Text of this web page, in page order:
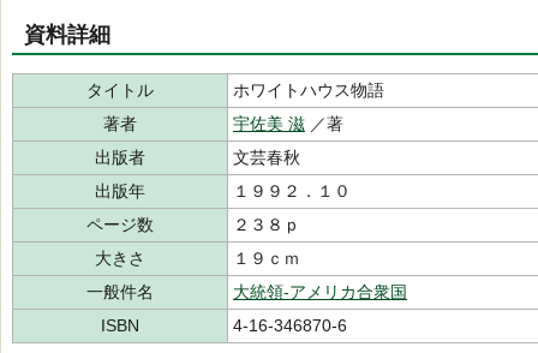
資料詳細
タイトル
ホワイトハウス物語
著者
宇佐美 滋 ／著
出版者
文芸春秋
出版年
１９９２．１０
ページ数
２３８ｐ
大きさ
１９ｃｍ
一般件名
大統領‐アメリカ合衆国
ISBN
4-16-346870-6